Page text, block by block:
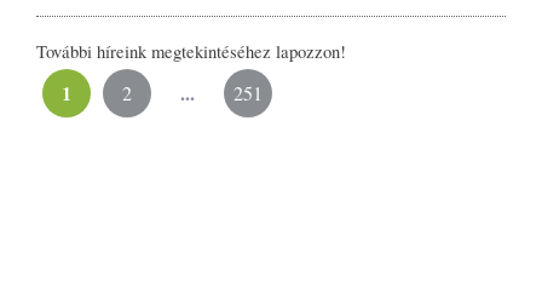
További híreink megtekintéséhez lapozzon!
1 2 ... 251